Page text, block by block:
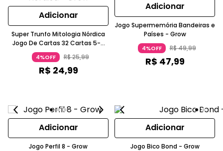
Adicionar
Super Trunfo Mitologia Nórdica
Jogo De Cartas 32 Cartas 5-7
Anos Grow
4%OFF R$25,99
R$ 24,99
Adicionar
Jogo Supermemória Bandeiras e
Países - Grow
4%OFF R$49,99
R$ 47,99
Adicionar
Jogo Perfil 8 - Grow
Adicionar
Jogo Bico Bond - Grow